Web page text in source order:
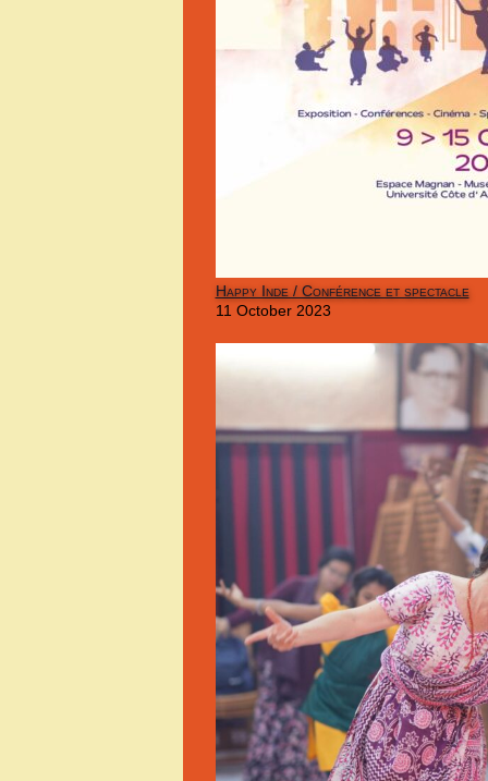
Happy Inde / Conférence et spectacle
11 October 2023